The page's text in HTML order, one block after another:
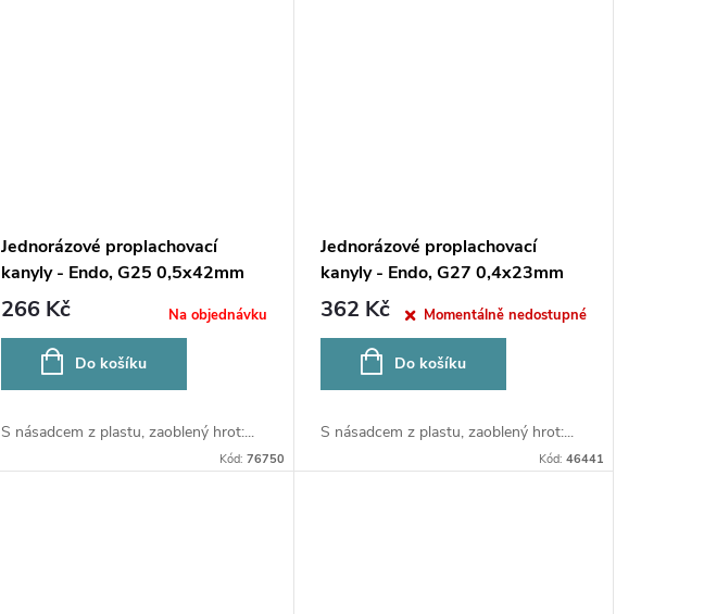
Jednorázové proplachovací
kanyly - Endo, G25 0,5x42mm
žluté
266 Kč Na objednávku
Do košíku
S násadcem z plastu, zaoblený hrot:...
Kód: 76750
Jednorázové proplachovací
kanyly - Endo, G27 0,4x23mm
modré
362 Kč Momentálně nedostupné
Do košíku
S násadcem z plastu, zaoblený hrot:...
Kód: 46441